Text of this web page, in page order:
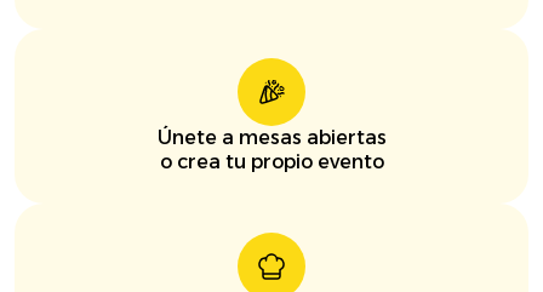
Únete a mesas abiertas
o crea tu propio evento